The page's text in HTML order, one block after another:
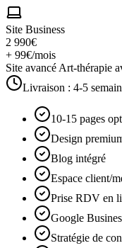
Site Business
2 990€
+ 99€/mois
Site avancé Art-thérapie
Livraison : 4-5
10-15 pages
Design
Blog intégré
Espace client/
Prise RDV en
Google
Stratégie de